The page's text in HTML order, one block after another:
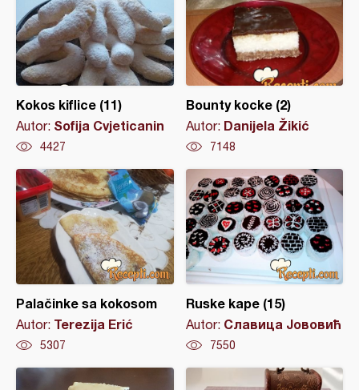
Kokos kiflice (11)
Autor: Sofija Cvjeticanin
4427
Bounty kocke (2)
Autor: Danijela Žikić
7148
Palačinke sa kokosom
Autor: Terezija Erić
5307
Ruske kape (15)
Autor: Славица Јововић
7550